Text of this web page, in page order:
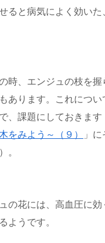
ると病気によく効い
時、エンジュの枝を握
あります。これについ
、課題にしておきます
をみよう～（９）
」
。
の花には、高血圧に効
ようです。